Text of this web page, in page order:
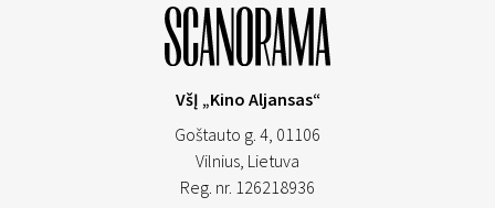
VšĮ „Kino Aljansas“
Goštauto g. 4, 01106
Vilnius, Lietuva
Reg. nr. 126218936